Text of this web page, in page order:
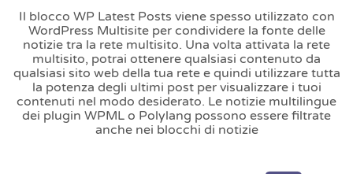
Il blocco WP Latest Posts viene spesso utilizzato con
WordPress Multisite per condividere la fonte delle
notizie tra la rete multisito. Una volta attivata la rete
multisito, potrai ottenere qualsiasi contenuto da
qualsiasi sito web della tua rete e quindi utilizzare tutta
la potenza degli ultimi post per visualizzare i tuoi
contenuti nel modo desiderato. Le notizie multilingue
dei plugin WPML o Polylang possono essere filtrate
anche nei blocchi di notizie